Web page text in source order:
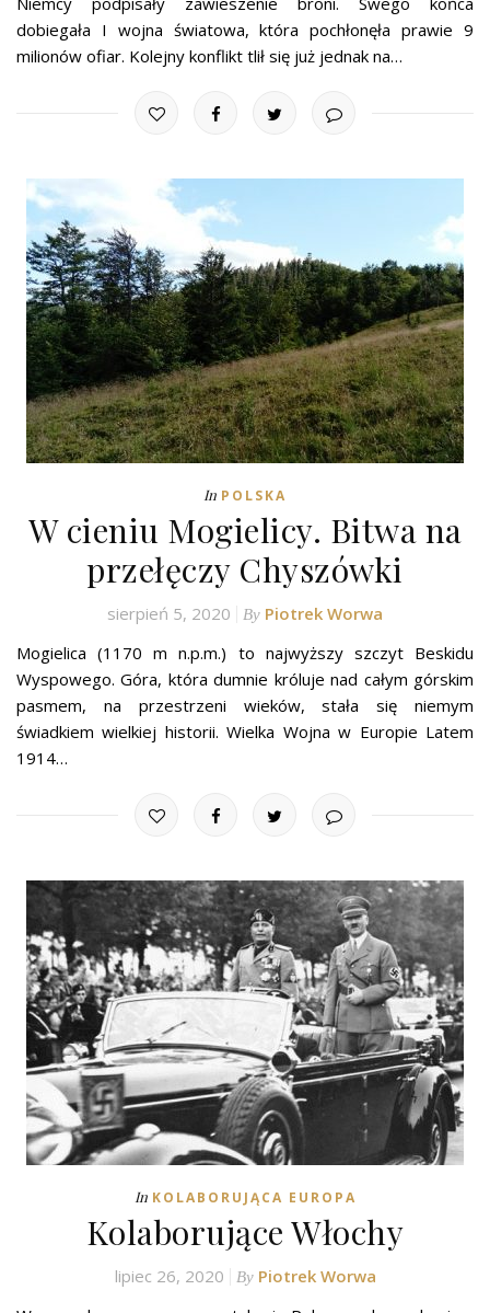
dobiegała I wojna światowa, która pochłonęła prawie 9
milionów ofiar. Kolejny konflikt tlił się już jednak na…
In POLSKA
W cieniu Mogielicy. Bitwa na
przełęczy Chyszówki
sierpień 5, 2020 By Piotrek Worwa
Mogielica (1170 m n.p.m.) to najwyższy szczyt Beskidu
Wyspowego. Góra, która dumnie króluje nad całym górskim
pasmem, na przestrzeni wieków, stała się niemym
świadkiem wielkiej historii. Wielka Wojna w Europie Latem
1914…
In KOLABORUJĄCA EUROPA
Kolaborujące Włochy
lipiec 26, 2020 By Piotrek Worwa